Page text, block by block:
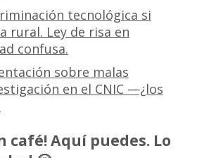
tecnológica si
rural. Ley de risa en
confusa.
sobre malas
en el CNIC —¿los
café! Aquí puedes. Lo